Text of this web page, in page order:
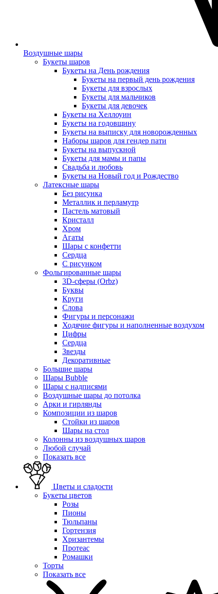
Воздушные шары
Букеты шаров
Букеты на День рождения
Букеты на первый день рождения
Букеты для взрослых
Букеты для мальчиков
Букеты для девочек
Букеты на Хеллоуин
Букеты на годовщину
Букеты на выписку для новорожденных
Наборы шаров для гендер пати
Букеты на выпускной
Букеты для мамы и папы
Свадьба и любовь
Букеты на Новый год и Рождество
Латексные шары
Без рисунка
Металлик и перламутр
Пастель матовый
Кристалл
Хром
Агаты
Шары с конфетти
Сердца
С рисунком
Фольгированные шары
3D-сферы (Orbz)
Буквы
Круги
Слова
Фигуры и персонажи
Ходячие фигуры и наполненные воздухом
Цифры
Сердца
Звезды
Декоративные
Большие шары
Шары Bubble
Шары с надписями
Воздушные шары до потолка
Арки и гирлянды
Композиции из шаров
Стойки из шаров
Шары на стол
Колонны из воздушных шаров
Любой случай
Показать все
Цветы и сладости
Букеты цветов
Розы
Пионы
Тюльпаны
Гортензия
Хризантемы
Протеас
Ромашки
Торты
Показать все